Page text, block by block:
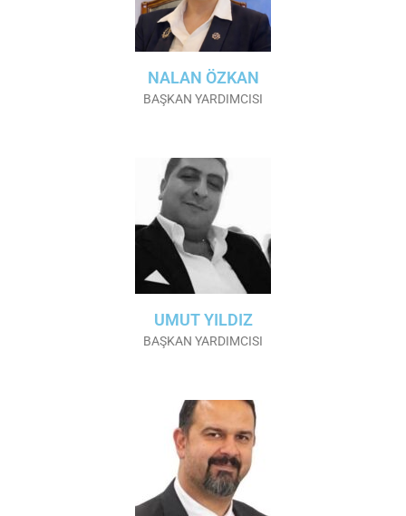
NALAN ÖZKAN
BAŞKAN YARDIMCISI
UMUT YILDIZ
BAŞKAN YARDIMCISI